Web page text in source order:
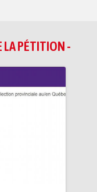
LA PÉTITION -